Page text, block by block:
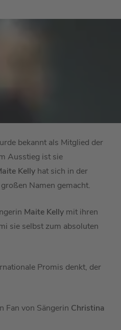
bekannt als Mitglied der
Ausstieg ist sie
Kelly hat sich in der
Namen gemacht.
Maite Kelly mit ihren
sie selbst zum absoluten
Promis denkt, der
Fan von Sängerin Christina